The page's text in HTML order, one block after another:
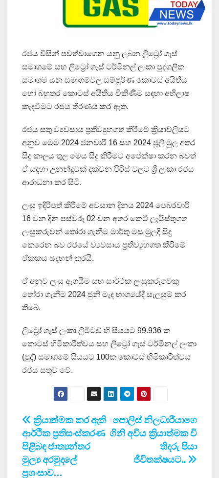
රජය විසින් පවත්වාගෙන යනු ලබන ලිට්‍රෝ ගෑස්
සමාගමේ සහ ලිට්‍රෝ ගෑස් ටර්මිනල් ලංකා පුද්ගලික
සමාගම යන සමාගම්වල සම්පූර්ණ කොටස් අයිතිය
හෝ බහුතර කොටස් අයිතිය විකිණීම සඳහා අභිලාෂ
කැඳවීමට රජය තීරණය කර ඇත.
රජය සතු ව්‍යවසාය ප්‍රතිව්‍යුහගත කිරීමේ ක්‍රියාව්ලියට
අනුව මෙම 2024 ජනවාරි 16 සහ 2024 ජූලි මුල අතර
සිදු කාලය තුල මෙය සිදු කිරීමට අපේක්ෂා කරන බවත්
ඒ සදහා උනන්දුවක් දක්වන පිරිස් වලට ශ්‍රී ලංකා රජය
ආරාධනා කර සිටි.
ලංසු ඉදිරිපත් කිරීමේ අවසාන දිනය 2024 පෙබරවාරි
16 වන දින පස්වරු 02 වන අතර කෙටි ලැයිස්තුගත
ලංසුකරුවන් තෝරා ගැනීම මාර්තු මස මුලදී සිදු
කෙරෙන බව රජයේ ව්‍යවසාය ප්‍රතිව්‍යුහගත කිරිමේ
ඒකකය සඳහන් කරයි.
ඒ අනුව ලංසු ඇගයීම සහ සාර්ථක ලංසුකරුවෙකු
තෝරා ගැනීම 2024 ජුනි මැද භාගයේදී සැලසුම් කර
තිබේ.
ලිට්‍රෝ ගෑස් ලංකා ලිමිටඩ් හි සියයට 99.936 ක
කොටස් හිමිකාරීත්වය සහ ලිට්‍රෝ ගෑස් ටර්මිනල් ලංකා
(පුද්) සමාගමේ සියයට 100ක කොටස් හිමිකාරීත්වය
රජය සතුව වේ.
Post
navigation
පොලිස් නිලධාරීයාගෙ
ගිනි අවිය ක්‍රියාත්මක වි
තිදරු පියා
ජීවිතක්ෂයට..
ක්‍රියාත්මක කර ඇති
ආර්ථික ප්‍රතිසංස්කරණ
පිළිබඳ ජාත්‍යන්තර
මුල්‍ය අරමුදලේ
ප්‍රශංසාව…